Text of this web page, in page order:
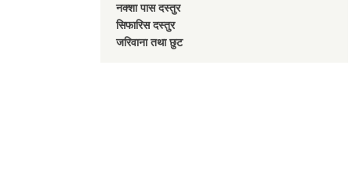
नक्शा पास दस्तुर
सिफारिस दस्तुर
जरिवाना तथा छुट